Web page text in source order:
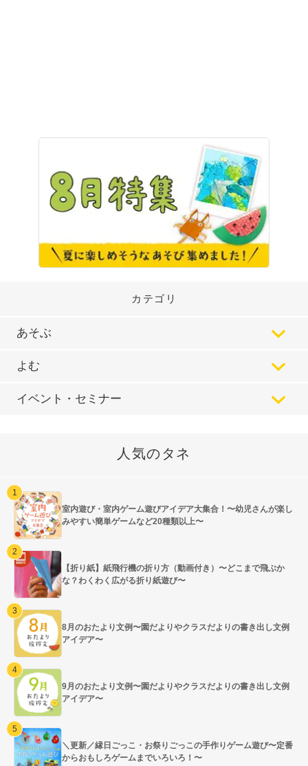
カテゴリ
あそぶ
よむ
イベント・セミナー
人気のタネ
室内遊び・室内ゲーム遊びアイデア大集合！〜幼児さんが楽し
みやすい簡単ゲームなど20種類以上〜
【折り紙】紙飛行機の折り方（動画付き）〜どこまで飛ぶか
な？わくわく広がる折り紙遊び〜
8月のおたより文例〜園だよりやクラスだよりの書き出し文例
アイデア〜
9月のおたより文例〜園だよりやクラスだよりの書き出し文例
アイデア〜
＼更新／縁日ごっこ・お祭りごっこの手作りゲーム遊び〜定番
からおもしろゲームまでいろいろ！〜